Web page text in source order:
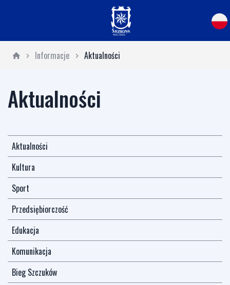
Informacje Aktualności
Aktualności
Aktualności
Kultura
Sport
Przedsiębiorczość
Edukacja
Komunikacja
Bieg Szczuków